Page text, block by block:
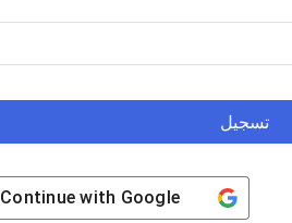
تسجيل
Continue with Google